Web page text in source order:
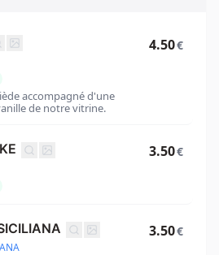
accompagné d'une
de notre vitrine.
4.50€
3.50€
3.50€